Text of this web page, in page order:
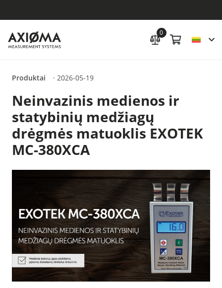
0
Produktai · 2026-05-19
Neinvazinis medienos ir
statybinių medžiagų
drėgmės matuoklis EXOTEK
MC-380XCA